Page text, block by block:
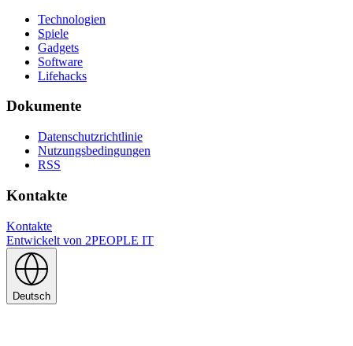
Technologien
Spiele
Gadgets
Software
Lifehacks
Dokumente
Datenschutzrichtlinie
Nutzungsbedingungen
RSS
Kontakte
Kontakte
Entwickelt von 2PEOPLE IT
Deutsch